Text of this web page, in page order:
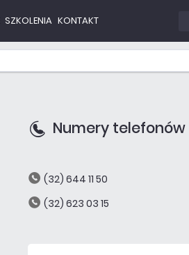
SZKOLENIA KONTAKT
Numery telefonów
(32) 644 11 50
(32) 623 03 15